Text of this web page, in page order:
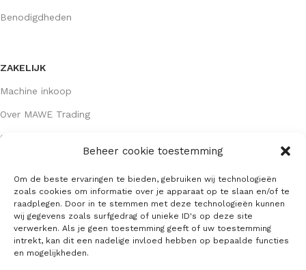
Beheer cookie toestemming
Om de beste ervaringen te bieden, gebruiken wij technologieën
zoals cookies om informatie over je apparaat op te slaan en/of te
raadplegen. Door in te stemmen met deze technologieën kunnen
wij gegevens zoals surfgedrag of unieke ID's op deze site
verwerken. Als je geen toestemming geeft of uw toestemming
intrekt, kan dit een nadelige invloed hebben op bepaalde functies
en mogelijkheden.
Benodigdheden
ZAKELIJK
Machine inkoop
Over MAWE Trading
Contact opnemen
GEGEVENS
Algemene voorwaarden
KVK: 64407667
Alle gegevens